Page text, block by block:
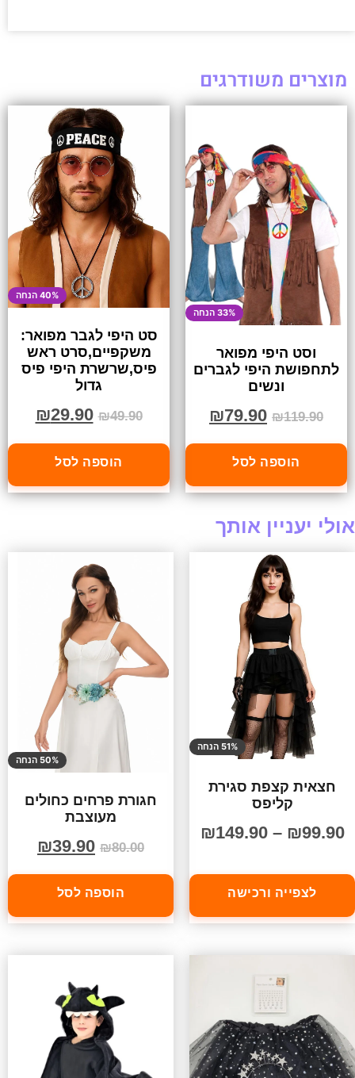
מוצרים משודרגים
33% הנחה
וסט היפי מפואר
לתחפושת היפי לגברים
ונשים
₪119.90
₪79.90
הוספה לסל
40% הנחה
סט היפי לגבר מפואר:
משקפיים,סרט ראש
פיס,שרשרת היפי פיס
גדול
₪49.90
₪29.90
הוספה לסל
אולי יעניין אותך
51% הנחה
חצאית קצפת סגירת
קליפס
₪99.90
–
₪149.90
לצפייה ורכישה
50% הנחה
חגורת פרחים כחולים
מעוצבת
₪80.00
₪39.90
הוספה לסל